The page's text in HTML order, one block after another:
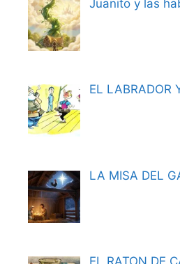
Juanito y las
EL LABRADOR
LA MISA DEL